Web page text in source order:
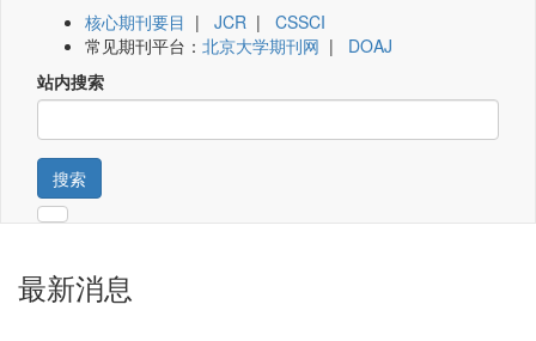
核心期刊要目 | JCR | CSSCI
常见期刊平台： 北京大学期刊网 | DOAJ
站内搜索
搜索
最新消息